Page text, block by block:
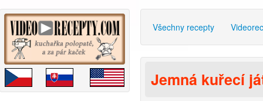
Všechny recepty
Jemná kuřecí